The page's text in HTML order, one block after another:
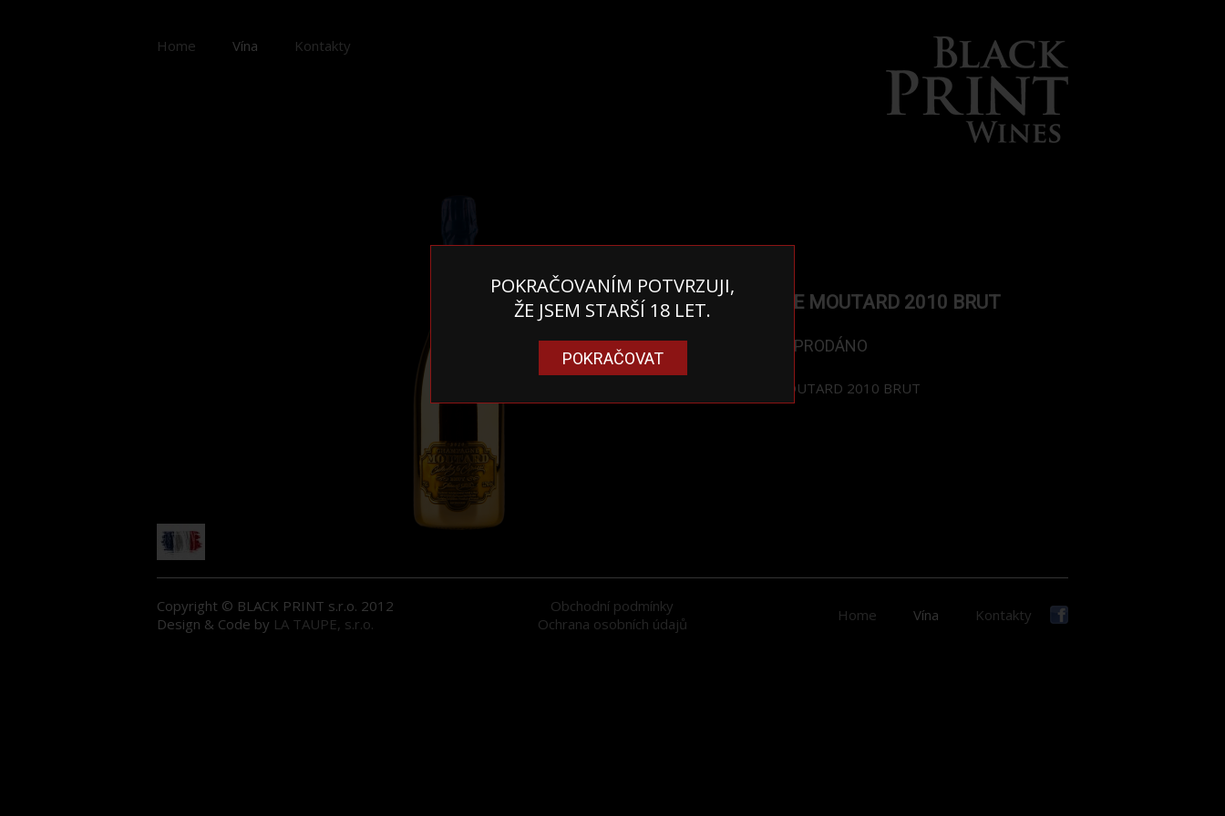
Home Vína Kontakty
CHAMPANGE MOUTARD 2010 BRUT
2400 Kč
VYPRODÁNO
CHAMPANGE MOUTARD 2010 BRUT
Copyright © BLACK PRINT s.r.o. 2012
Design & Code by LA TAUPE, s.r.o.
Obchodní podmínky
Ochrana osobních údajů
Home Vína Kontakty
POKRAČOVANÍM POTVRZUJI,
ŽE JSEM STARŠÍ 18 LET.
POKRAČOVAT